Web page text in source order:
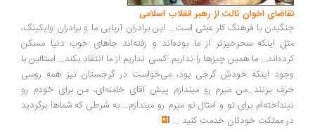
تقاضای اخوان ثالث از رهبر انقلاب اسلامی
جنگیدن با فرهنگ کار عبثی است... این برادران آریایی ما و برادران وایکینگ،
مثل اینکه سحرخیزتر از ما بوده‌اند و رفته‌اند جاهای خوب دنیا مسکن
کرده‌اند... ما همین چیزها را نداریم. کسی نداریم از ما انتقاد بکند... استالین با
وجود اینکه خودش گرجی بود، می‌خواست در گرجستان نیز همه روسی
حرف بزنند...من میرم رو میندازم پیش آقای خامنه‌ای، من برای خودم رو
نینداخته‌ام برای تو و امثال تو میرم رو میندازم... به شرطی که شماها برگردید
در مملکت خودتان خدمت کنید ...